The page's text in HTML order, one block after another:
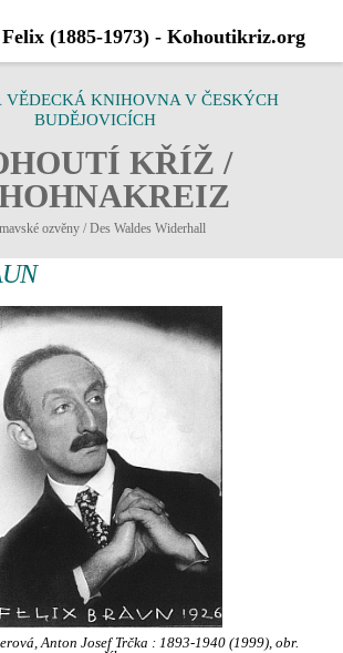
VĚDECKÁ KNIHOVNA V ČESKÝCH
BUDĚJOVICÍCH
KŘÍŽ /
ozvěny / Des Waldes Widerhall
Anton Josef Trčka : 1893-1940 (1999), obr.
(1885-1973) - Kohoutikriz.org